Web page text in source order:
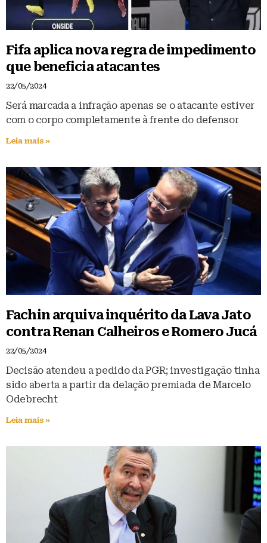
Fifa aplica nova regra de impedimento
que beneficia atacantes
22/05/2024
Será marcada a infração apenas se o atacante estiver
com o corpo completamente à frente do defensor
Leia mais »
Fachin arquiva inquérito da Lava Jato
contra Renan Calheiros e Romero Jucá
22/05/2024
Decisão atendeu a pedido da PGR; investigação tinha
sido aberta a partir da delação premiada de Marcelo
Odebrecht
Leia mais »